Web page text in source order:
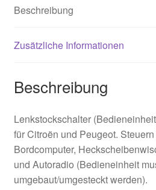
Beschreibung
Zusätzliche Informationen
Beschreibung
Lenkstockschalter
für Citroën und Peugeot.
Bordcomputer,
und Autoradio (Bedieneinheit
umgebaut/umgesteckt werden).